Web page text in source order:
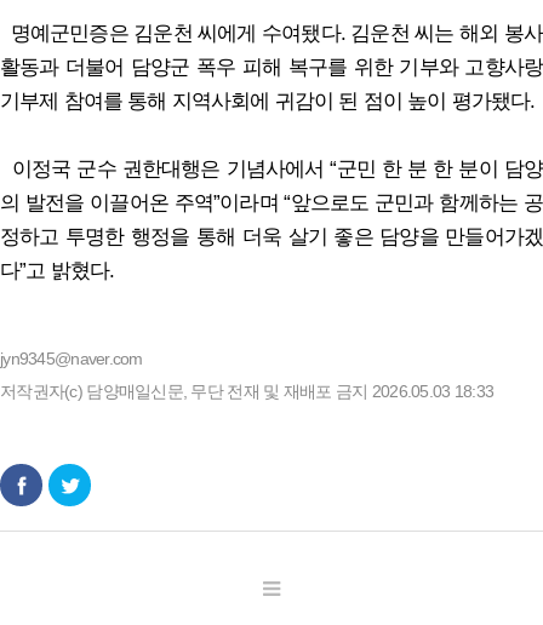
명예군민증은 김운천 씨에게 수여됐다. 김운천 씨는 해외 봉사
활동과 더불어 담양군 폭우 피해 복구를 위한 기부와 고향사랑
기부제 참여를 통해 지역사회에 귀감이 된 점이 높이 평가됐다.
이정국 군수 권한대행은 기념사에서 “군민 한 분 한 분이 담양
의 발전을 이끌어온 주역”이라며 “앞으로도 군민과 함께하는 공
정하고 투명한 행정을 통해 더욱 살기 좋은 담양을 만들어가겠
다”고 밝혔다.
jyn9345@naver.com
저작권자(c) 담양매일신문, 무단 전재 및 재배포 금지 2026.05.03 18:33